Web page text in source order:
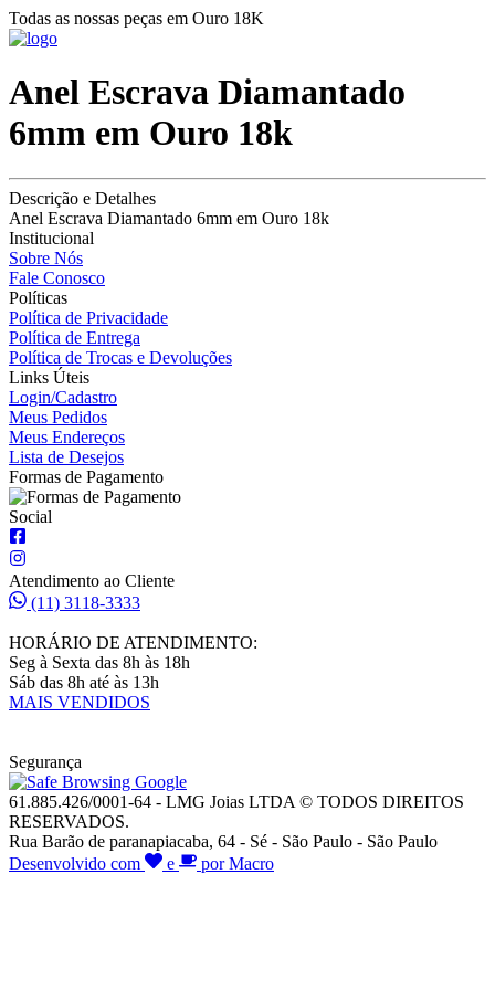
Todas as nossas peças em Ouro 18K
Anel Escrava Diamantado
6mm em Ouro 18k
Descrição e Detalhes
Anel Escrava Diamantado 6mm em Ouro 18k
Institucional
Sobre Nós
Fale Conosco
Políticas
Política de Privacidade
Política de Entrega
Política de Trocas e Devoluções
Links Úteis
Login/Cadastro
Meus Pedidos
Meus Endereços
Lista de Desejos
Formas de Pagamento
Social
Atendimento ao Cliente
(11) 3118-3333
HORÁRIO DE ATENDIMENTO:
Seg à Sexta das 8h às 18h
Sáb das 8h até às 13h
MAIS VENDIDOS
Segurança
61.885.426/0001-64 - LMG Joias LTDA © TODOS DIREITOS
RESERVADOS.
Rua Barão de paranapiacaba, 64 - Sé - São Paulo - São Paulo
Desenvolvido com
e por Macro